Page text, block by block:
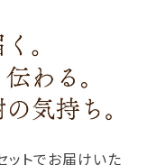
トでお届けいた